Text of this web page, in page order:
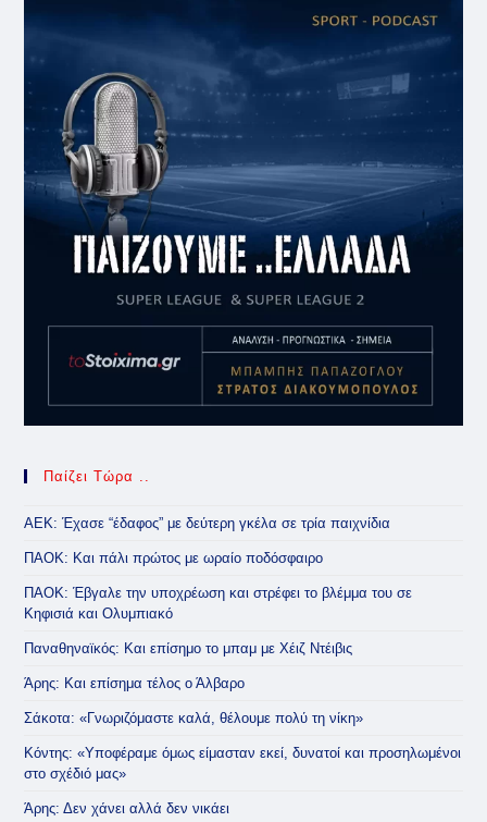
Παίζει Τώρα ..
ΑΕΚ: Έχασε “έδαφος” με δεύτερη γκέλα σε τρία παιχνίδια
ΠΑΟΚ: Και πάλι πρώτος με ωραίο ποδόσφαιρο
ΠΑΟΚ: Έβγαλε την υποχρέωση και στρέφει το βλέμμα του σε
Κηφισιά και Ολυμπιακό
Παναθηναϊκός: Και επίσημο το μπαμ με Χέιζ Ντέιβις
Άρης: Και επίσημα τέλος ο Άλβαρο
Σάκοτα: «Γνωριζόμαστε καλά, θέλουμε πολύ τη νίκη»
Κόντης: «Υποφέραμε όμως είμασταν εκεί, δυνατοί και προσηλωμένοι
στο σχέδιό μας»
Άρης: Δεν χάνει αλλά δεν νικάει